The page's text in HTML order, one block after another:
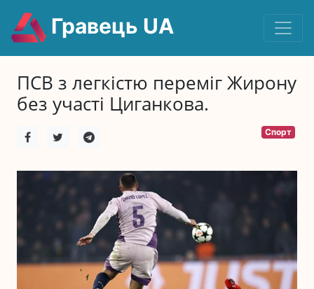
Гравець UA
ПСВ з легкістю переміг Жирону
без участі Циганкова.
Спорт